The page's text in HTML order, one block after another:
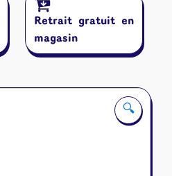
🔍
Retrait gratuit en
magasin